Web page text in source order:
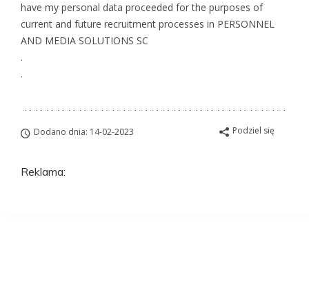
have my personal data proceeded for the purposes of
current and future recruitment processes in PERSONNEL
AND MEDIA SOLUTIONS SC
.
.
Dodano dnia: 14-02-2023 Podziel się
Reklama: